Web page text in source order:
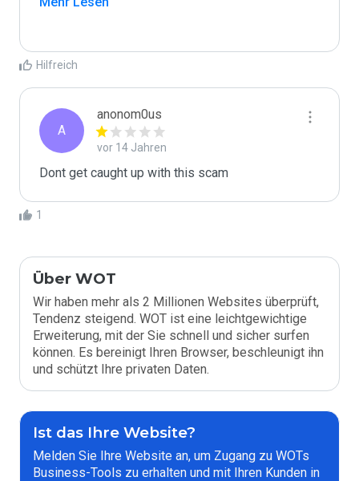
Hilfreich
A
anonom0us
vor 14 Jahren
Dont get caught up with this scam
1
Über WOT
Wir haben mehr als 2 Millionen Websites überprüft,
Tendenz steigend. WOT ist eine leichtgewichtige
Erweiterung, mit der Sie schnell und sicher surfen
können. Es bereinigt Ihren Browser, beschleunigt ihn
und schützt Ihre privaten Daten.
Ist das Ihre Website?
Melden Sie Ihre Website an, um Zugang zu WOTs
Business-Tools zu erhalten und mit Ihren Kunden in